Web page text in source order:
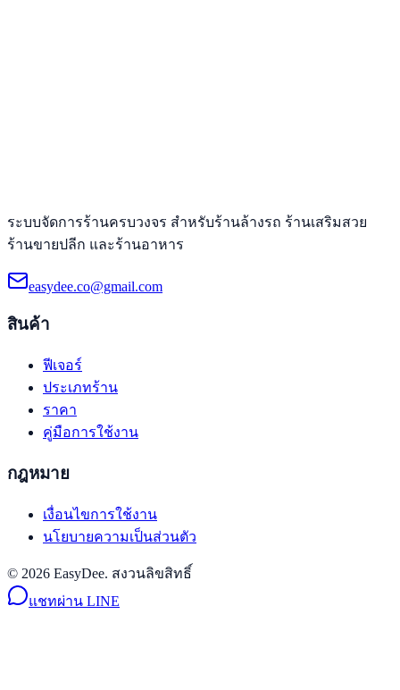
ระบบจัดการร้านครบวงจร สำหรับร้านล้างรถ ร้านเสริมสวย
ร้านขายปลีก และร้านอาหาร
easydee.co@gmail.com
สินค้า
ฟีเจอร์
ประเภทร้าน
ราคา
คู่มือการใช้งาน
กฎหมาย
เงื่อนไขการใช้งาน
นโยบายความเป็นส่วนตัว
© 2026 EasyDee. สงวนลิขสิทธิ์
แชทผ่าน LINE